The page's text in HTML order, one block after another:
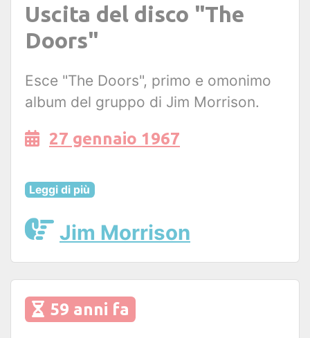
Uscita del disco "The
Doors"
Esce "The Doors", primo e omonimo
album del gruppo di Jim Morrison.
27 gennaio 1967
Leggi di più
Jim Morrison
59 anni fa